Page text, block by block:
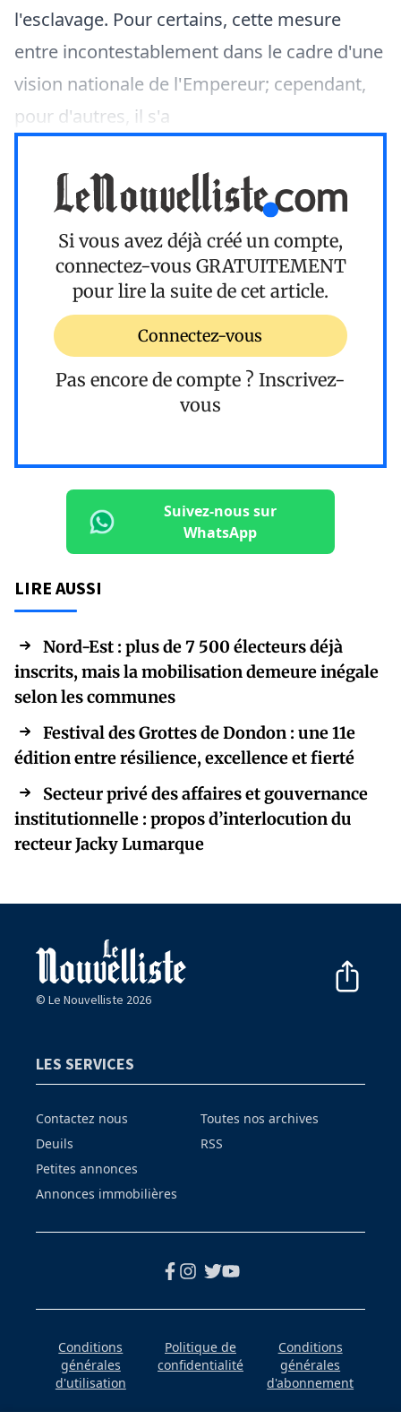
l'esclavage. Pour certains, cette mesure
entre incontestablement dans le cadre d'une
vision nationale de l'Empereur; cependant,
pour d'autres, il s'a
Si vous avez déjà créé un compte,
connectez-vous GRATUITEMENT
pour lire la suite de cet article.
Connectez-vous
Pas encore de compte ? Inscrivez-
vous
Suivez-nous sur
WhatsApp
LIRE AUSSI
Nord-Est : plus de 7 500 électeurs déjà
inscrits, mais la mobilisation demeure inégale
selon les communes
Festival des Grottes de Dondon : une 11e
édition entre résilience, excellence et fierté
Secteur privé des affaires et gouvernance
institutionnelle : propos d’interlocution du
recteur Jacky Lumarque
© Le Nouvelliste 2026
LES SERVICES
Contactez nous
Deuils
Petites annonces
Annonces immobilières
Toutes nos archives
RSS
Conditions
générales
d'utilisation
Politique de
confidentialité
Conditions
générales
d'abonnement